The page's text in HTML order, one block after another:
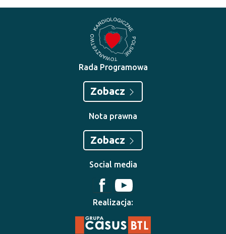
Rada Programowa
Zobacz
Nota prawna
Zobacz
Social media
Realizacja: